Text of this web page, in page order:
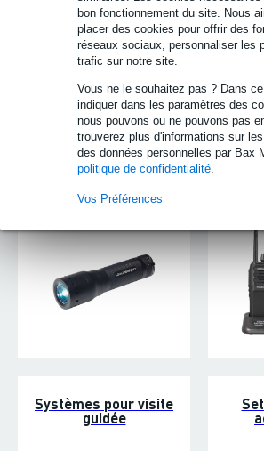
bon fonctionnement du site. Nous
placer des cookies pour offrir des
réseaux sociaux, personnaliser les
trafic sur notre site.
Vous ne le souhaitez pas ? Dans
indiquer dans les paramètres des
nous pouvons ou ne pouvons pas
trouverez plus d'informations sur
des données personnelles par Bax
politique de confidentialité
Vos Préférences
Lampes torches et
Systèmes pour visite
guidée